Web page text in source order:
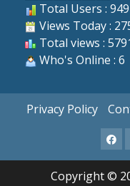
Total Users :
Views Today :
Total views :
Who's Online : 6
Privacy Policy
Copyright ©